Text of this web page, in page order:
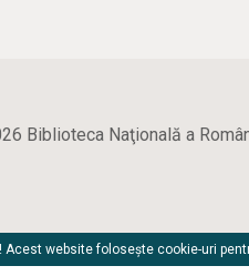
Biblioteca Naţională a
Acest website folosește cookie-uri